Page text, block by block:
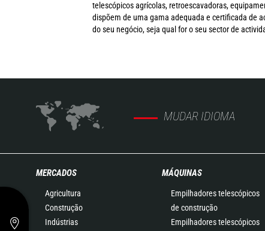
telescópicos agrícolas, retroescavadoras,
dispõem de uma gama adequada e certificada de
do seu negócio, seja qual for o seu sector de
MUDAR IDIOMA
MERCADOS
Agricultura
Construção
Indústrias
MÁQUINAS
Empilhadores telescópicos
de construção
Empilhadores telescópicos